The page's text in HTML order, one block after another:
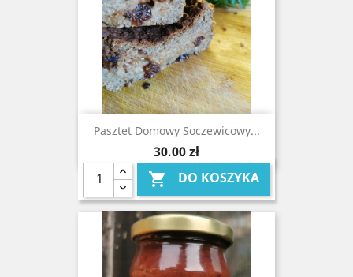
Pasztet Domowy Soczewicowy...
Cena
30,00 zł
 DO KOSZYKA